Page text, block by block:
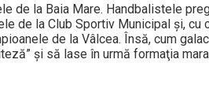
de la Baia Mare. Handbalistele
de la Club Sportiv Municipal şi, cu
de la Vâlcea. Însă, cum
şi să lase în urmă formaţia